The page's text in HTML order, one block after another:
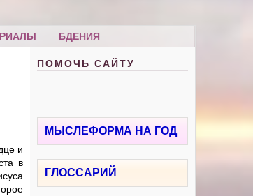
БДЕНИЯ
и
в
ПОМОЧЬ САЙТУ
МЫСЛЕФОРМА НА ГОД
ГЛОССАРИЙ